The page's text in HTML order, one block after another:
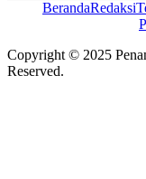
BerandaRedaksi
Copyright © 2025
Reserved.